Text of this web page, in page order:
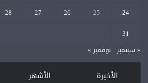
24
25
26
27
28
31
« سبتمبر نوفمبر »
الأخيرة الأشهر